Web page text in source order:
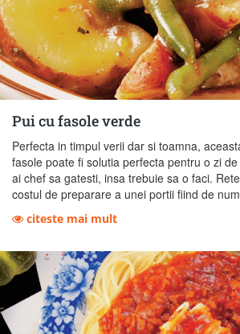
Pui cu fasole verde
Perfecta in timpul verii dar si toamna,
fasole poate fi solutia perfecta pentru o zi
ai chef sa gatesti, insa trebuie sa o faci.
costul de preparare a unei portii fiind de
citeste mai mult